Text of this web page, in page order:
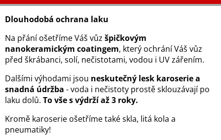
Dlouhodobá ochrana laku
Na přání ošetříme Váš vůz špičkovým
nanokeramickým coatingem, který ochrání Váš vůz
před škrábanci, solí, nečistotami, vodou i UV zářením.
Dalšími výhodami jsou neskutečný lesk karoserie a
snadná údržba - voda i nečistoty prostě sklouzávají po
laku dolů. To vše s výdrží až 3 roky.
Kromě karoserie ošetříme také skla, litá kola a
pneumatiky!